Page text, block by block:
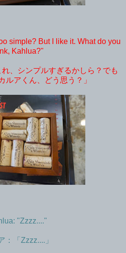
simple? But I like it. What do you
Kahlua?"
シンプルすぎるかしら？でも
ルアくん、どう思う？」
"Zzzz...."
：「Zzzz....」